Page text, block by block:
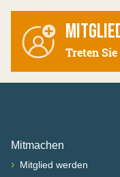
Treten
Mitmachen
› Mitglied werden